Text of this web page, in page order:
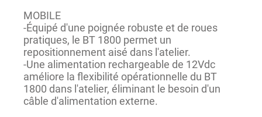
MOBILE
-Équipé d'une poignée robuste et de roues
pratiques, le BT 1800 permet un
repositionnement aisé dans l'atelier.
-Une alimentation rechargeable de 12Vdc
améliore la flexibilité opérationnelle du BT
1800 dans l'atelier, éliminant le besoin d'un
câble d'alimentation externe.